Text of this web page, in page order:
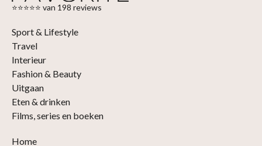
⭐⭐⭐⭐⭐ van 198 reviews
Sport & Lifestyle
Travel
Interieur
Fashion & Beauty
Uitgaan
Eten & drinken
Films, series en boeken
Home